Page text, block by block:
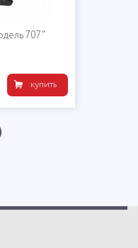
707"
купить